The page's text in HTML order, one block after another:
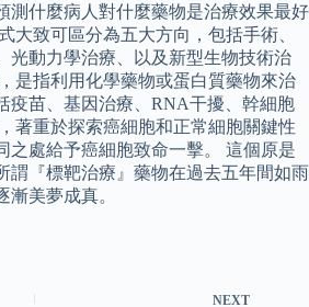
測什麼病人對什麼藥物是治療效果最好
大致可區分為五大方向，包括手術、
光動力學治療、以及新型生物技術治
是指利用化學藥物或蛋白質藥物來治
疫苗、基因治療、RNA干擾、幹細胞
著重於探索癌細胞和正常細胞關鍵性
之處給予癌細胞致命一擊。 這個原是
謂『標靶治療』藥物在過去五年間如雨
美夢成真。
NEXT